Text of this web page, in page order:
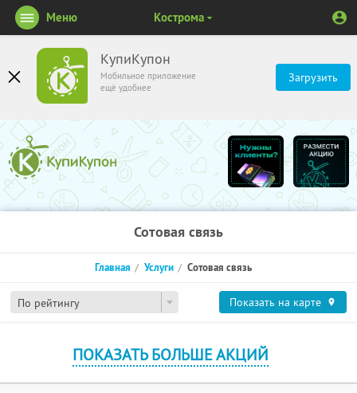
КупиКупон
Мобильное приложение
ещё удобнее
Загрузить
Меню Кострома
Сотовая связь
По рейтингу
Главная Услуги Сотовая связь
Показать на карте
ПОКАЗАТЬ БОЛЬШЕ АКЦИЙ